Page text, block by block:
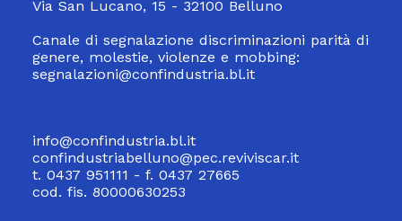
Via San Lucano, 15 - 32100 Belluno
Canale di segnalazione discriminazioni parità di
genere, molestie, violenze e mobbing:
segnalazioni@confindustria.bl.it
info@confindustria.bl.it
confindustriabelluno@pec.reviviscar.it
t. 0437 951111 - f. 0437 27665
cod. fis. 80000630253